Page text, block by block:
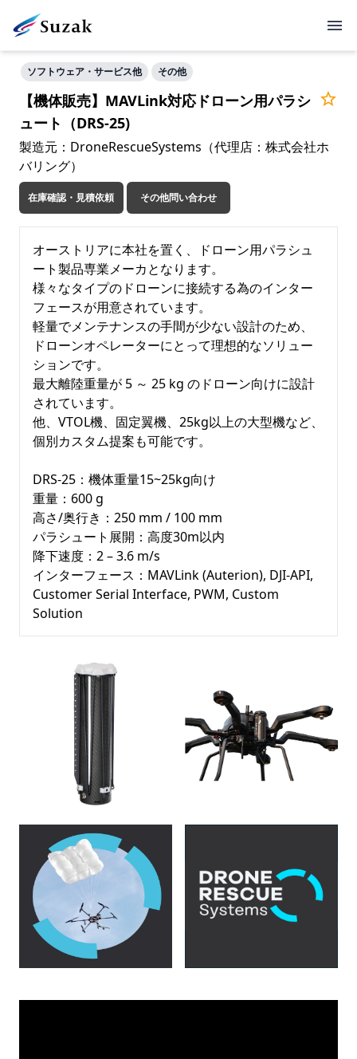
ソフトウェア・サービス他 その他
【機体販売】MAVLink対応ドローン用パラシ
ュート（DRS-25)
製造元：DroneRescueSystems（代理店：株式会社ホ
バリング）
在庫確認・見積依頼 その他問い合わせ
オーストリアに本社を置く、ドローン用パラシュ
ート製品専業メーカとなります。
様々なタイプのドローンに接続する為のインター
フェースが用意されています。
軽量でメンテナンスの手間が少ない設計のため、
ドローンオペレーターにとって理想的なソリュー
ションです。
最大離陸重量が 5 ～ 25 kg のドローン向けに設計
されています。
他、VTOL機、固定翼機、25kg以上の大型機など、
個別カスタム提案も可能です。
DRS-25：機体重量15~25kg向け
重量：600 g
高さ/奥行き：250 mm / 100 mm
パラシュート展開：高度30m以内
降下速度：2 – 3.6 m/s
インターフェース：MAVLink (Auterion), DJI-API,
Customer Serial Interface, PWM, Custom
Solution